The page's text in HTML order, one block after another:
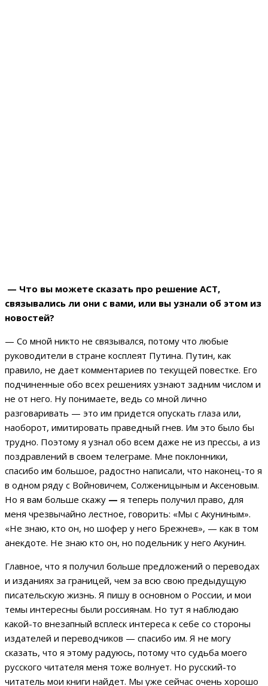
— Что вы можете сказать про решение АСТ,
связывались ли они с вами, или вы узнали об этом из
новостей?
— Со мной никто не связывался, потому что любые
руководители в стране косплеят Путина. Путин, как
правило, не дает комментариев по текущей повестке. Его
подчиненные обо всех решениях узнают задним числом и
не от него. Ну понимаете, ведь со мной лично
разговаривать — это им придется опускать глаза или,
наоборот, имитировать праведный гнев. Им это было бы
трудно. Поэтому я узнал обо всем даже не из прессы, а из
поздравлений в своем телеграме. Мне поклонники,
спасибо им большое, радостно написали, что наконец-то я
в одном ряду с Войновичем, Солженицыным и Аксеновым.
Но я вам больше скажу — я теперь получил право, для
меня чрезвычайно лестное, говорить: «Мы с Акуниным».
«Не знаю, кто он, но шофер у него Брежнев», — как в том
анекдоте. Не знаю кто он, но подельник у него Акунин.
Главное, что я получил больше предложений о переводах
и изданиях за границей, чем за всю свою предыдущую
писательскую жизнь. Я пишу в основном о России, и мои
темы интересны были россиянам. Но тут я наблюдаю
какой-то внезапный всплеск интереса к себе со стороны
издателей и переводчиков — спасибо им. Я не могу
сказать, что я этому радуюсь, потому что судьба моего
русского читателя меня тоже волнует. Но русский-то
читатель мои книги найдет. Мы уже сейчас очень хорошо